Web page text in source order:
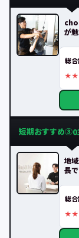
が
総
短期おすすめ③
地
長
総